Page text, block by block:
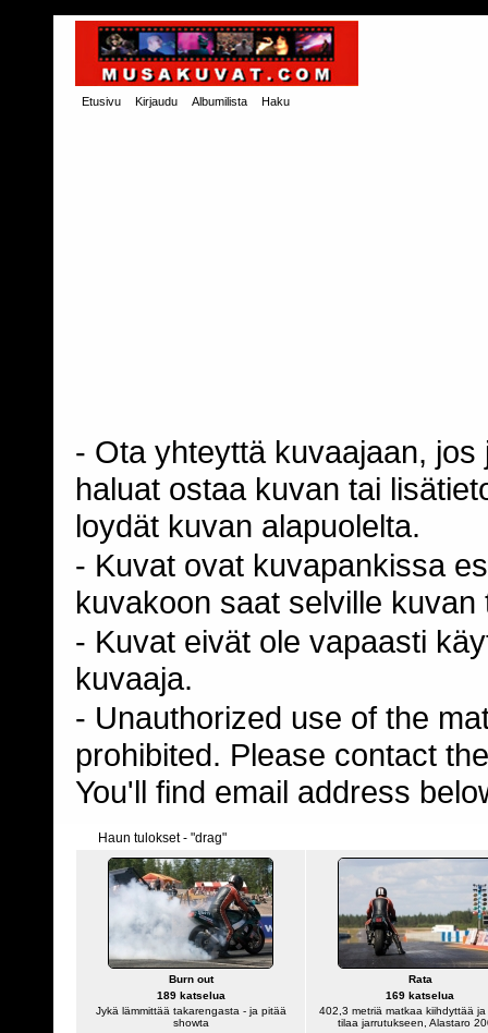
Etusivu Kirjaudu Albumilista Haku
- Ota yhteyttä kuvaajaan,
haluat ostaa kuvan tai
loydät kuvan alapuolelta.
- Kuvat ovat kuvapankissa
kuvakoon saat selville
- Kuvat eivät ole vapaasti
kuvaaja.
- Unauthorized use of the
prohibited. Please contact
You'll find email address
Haun tulokset - "drag"
Burn out
189 katselua
Jykä lämmittää takarengasta - ja pitää
showta
Rata
169 katselua
402,3 metriä matkaa kiihdyttää ja
tilaa jarrutukseen, Alastaro